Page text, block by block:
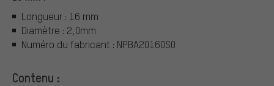
Longueur : 16 mm
Diamètre : 2,0mm
Numéro du fabricant : NPBA20160S0
Contenu :